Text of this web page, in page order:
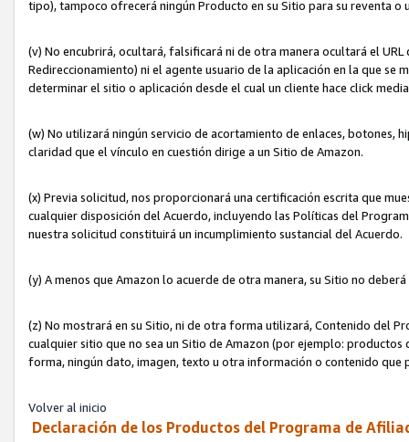
tipo), tampoco ofrecerá ningún Producto en su Sitio para su reventa o
(v) No encubrirá, ocultará, falsificará ni de otra manera ocultará el
Redireccionamiento) ni el agente usuario de la aplicación en la que
determinar el sitio o aplicación desde el cual un cliente hace click
(w) No utilizará ningún servicio de acortamiento de enlaces, botones,
claridad que el vínculo en cuestión dirige a un Sitio de Amazon.
(x) Previa solicitud, nos proporcionará una certificación escrita que
cualquier disposición del Acuerdo, incluyendo las Políticas del
nuestra solicitud constituirá un incumplimiento sustancial del Acuerdo.
(y) A menos que Amazon lo acuerde de otra manera, su Sitio no
(z) No mostrará en su Sitio, ni de otra forma utilizará, Contenido del
cualquier sitio que no sea un Sitio de Amazon (por ejemplo:
forma, ningún dato, imagen, texto u otra información o contenido
Volver al inicio
Declaración de los Productos del Programa de